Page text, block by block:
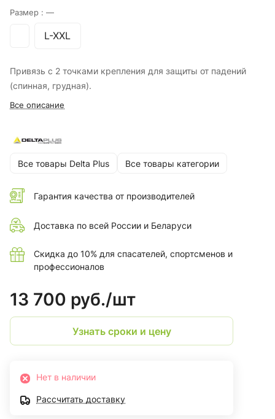
Размер : —
L-XXL
Привязь с 2 точками крепления для защиты от падений
(спинная, грудная).
Все описание
Все товары Delta Plus Все товары категории
Гарантия качества от производителей
Доставка по всей России и Беларуси
Скидка до 10% для спасателей, спортсменов и
профессионалов
13 700 руб./шт
Узнать сроки и цену
Нет в наличии
Рассчитать доставку